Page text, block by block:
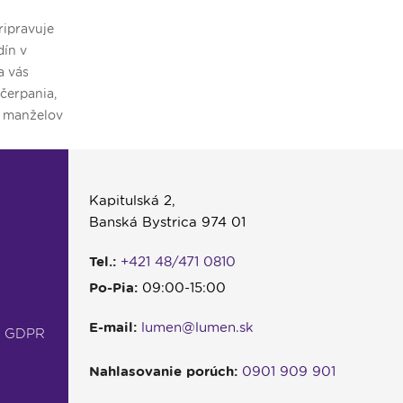
v
vás
Kapitulská 2,
Banská Bystrica 974 01
Tel.: +421 48/471 0810
Po-Pia:09:00-15:00
E-mail: lumen@lumen.sk
Nahlasovanie porúch: 0901 909 901